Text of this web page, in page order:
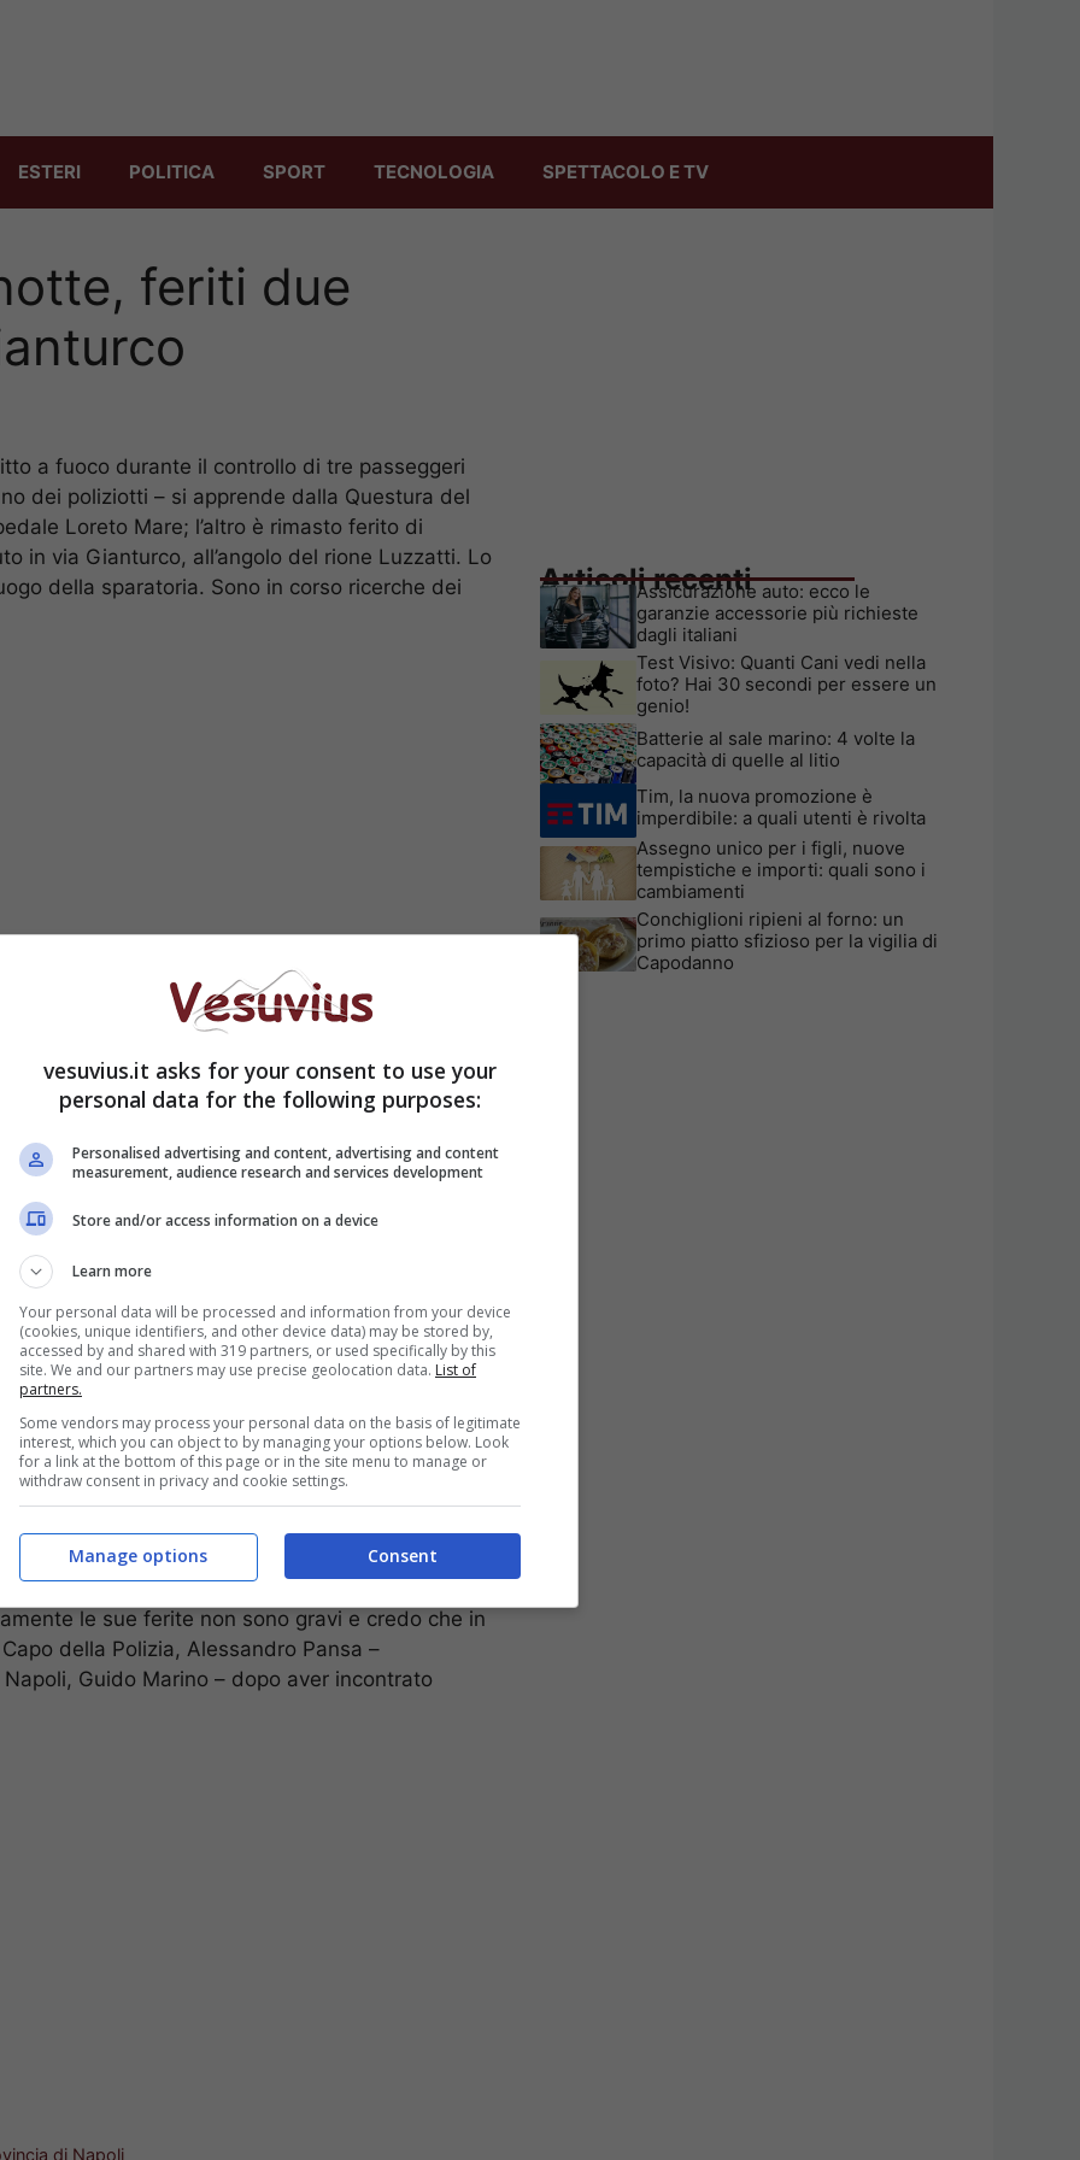
ESTERI POLITICA SPORT TECNOLOGIA SPETTACOLO E TV
feriti due
a fuoco durante il controllo di tre passeggeri
dei poliziotti – si apprende dalla Questura del
Loreto Mare; l’altro è rimasto ferito di
in via Gianturco, all’angolo del rione Luzzatti. Lo
della sparatoria. Sono in corso ricerche dei
da un colpo di pistola e, trasportato in
per l’estrazione del proiettile dal
e’ cosciente e ha ricevuto la visita del
– si è saputo da fonti della Questura –
quando la pattuglia della polizia di
l’alt alle tre persone che viaggiavano a
sembrato che i tre si fermassero per farsi
a fuoco. Alcuni colpi hanno raggiunto l’auto della
le sue ferite non sono gravi e credo che in
Capo della Polizia, Alessandro Pansa –
Guido Marino – dopo aver incontrato
di Napoli
Articoli recenti
Assicurazione auto: ecco le
garanzie accessorie più richieste
dagli italiani
Test Visivo: Quanti Cani vedi nella
foto? Hai 30 secondi per essere un
genio!
Batterie al sale marino: 4 volte la
capacità di quelle al litio
Tim, la nuova promozione è
imperdibile: a quali utenti è rivolta
Assegno unico per i figli, nuove
tempistiche e importi: quali sono i
cambiamenti
Conchiglioni ripieni al forno: un
primo piatto sfizioso per la vigilia di
Capodanno
vesuvius.it asks for your consent to use your
personal data for the following purposes:
Personalised advertising and content, advertising and content
measurement, audience research and services development
Store and/or access information on a device
Learn more
Your personal data will be processed and information from your device
(cookies, unique identifiers, and other device data) may be stored by,
accessed by and shared with 319 partners, or used specifically by this
site. We and our partners may use precise geolocation data. List of
partners.
Some vendors may process your personal data on the basis of legitimate
interest, which you can object to by managing your options below. Look
for a link at the bottom of this page or in the site menu to manage or
withdraw consent in privacy and cookie settings.
Consent
Manage options